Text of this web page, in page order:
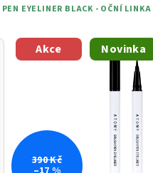
EYELINER BLACK - OČNÍ
Akce Novinka
390 Kč